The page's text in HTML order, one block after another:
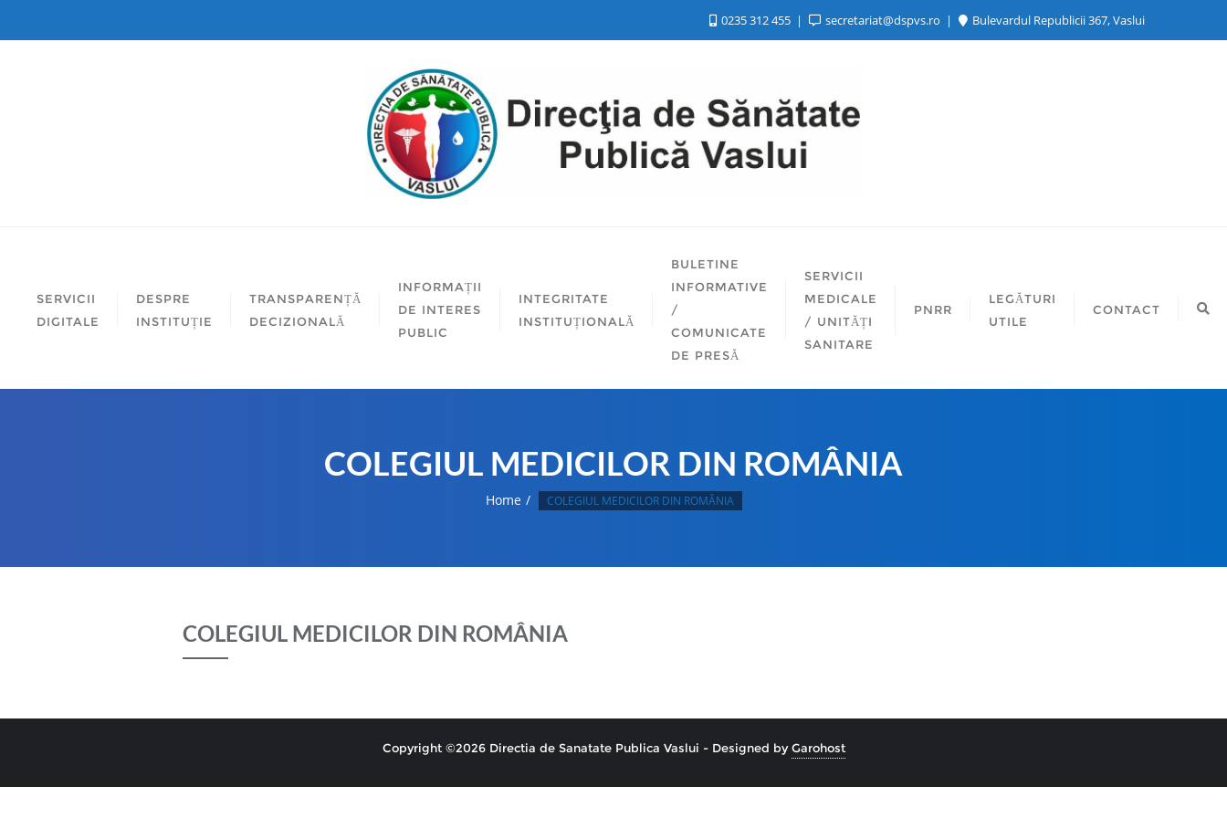
0235 312 455 secretariat@dspvs.ro Bulevardul Republicii 367, Vaslui
SERVICII
DIGITALE
DESPRE
INSTITUȚIE
TRANSPARENȚĂ
DECIZIONALĂ
INFORMAȚII
DE INTERES
PUBLIC
INTEGRITATE
INSTITUȚIONALĂ
BULETINE
INFORMATIVE
/
COMUNICATE
DE PRESĂ
SERVICII
MEDICALE
/ UNITĂȚI
SANITARE
PNRR
LEGĂTURI
UTILE
CONTACT
COLEGIUL MEDICILOR DIN ROMÂNIA
Home COLEGIUL MEDICILOR DIN ROMÂNIA
COLEGIUL MEDICILOR DIN ROMÂNIA
Copyright ©2026 Directia de Sanatate Publica Vaslui - Designed byGarohost